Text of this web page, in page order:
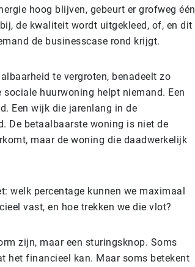
hoog blijven, gebeurt er grofweg één
de kwaliteit wordt uitgekleed, of, en dit
de businesscase rond krijgt.
te vergroten, benadeelt zo
huurwoning helpt niemand. Een
Een wijk die jarenlang in de
De betaalbaarste woning is niet de
maar de woning die daadwerkelijk
welk percentage kunnen we maximaal
vast, en hoe trekken we die vlot?
zijn, maar een sturingsknop. Soms
het financieel kan. Maar soms betekent